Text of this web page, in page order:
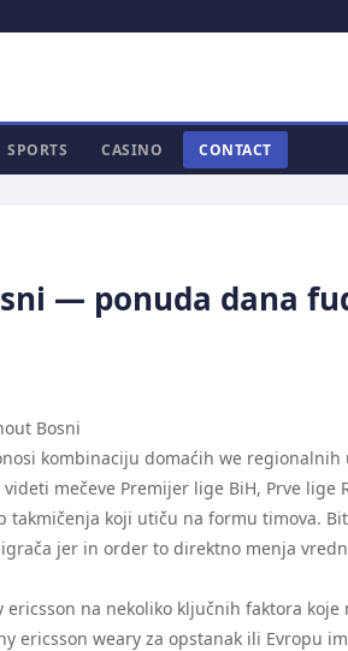
SPORTS CASINO CONTACT
— ponuda dana
Bosni
kombinaciju domaćih we
mečeve Premijer lige BiH, Prve lige
koji utiču na formu timova.
jer in order to direktno menja
na nekoliko ključnih faktora
ericsson weary za opstanak ili Evropu